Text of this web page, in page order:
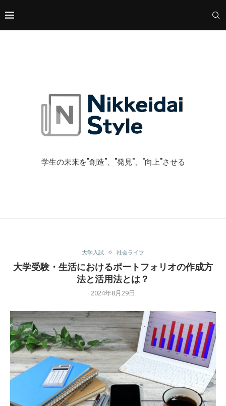
学生の未来を"創造"、"発見"、"向上"させる
大学入試 社会ライフ
大学受験・生活におけるポートフォリオの作成方
法と活用法とは？
2024年8月29日